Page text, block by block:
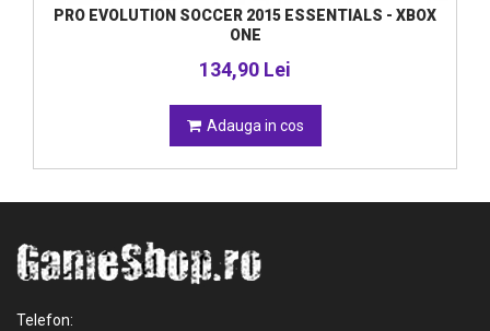
PRO EVOLUTION SOCCER 2015 ESSENTIALS - XBOX
ONE
134,90 Lei
Adauga in cos
Telefon: